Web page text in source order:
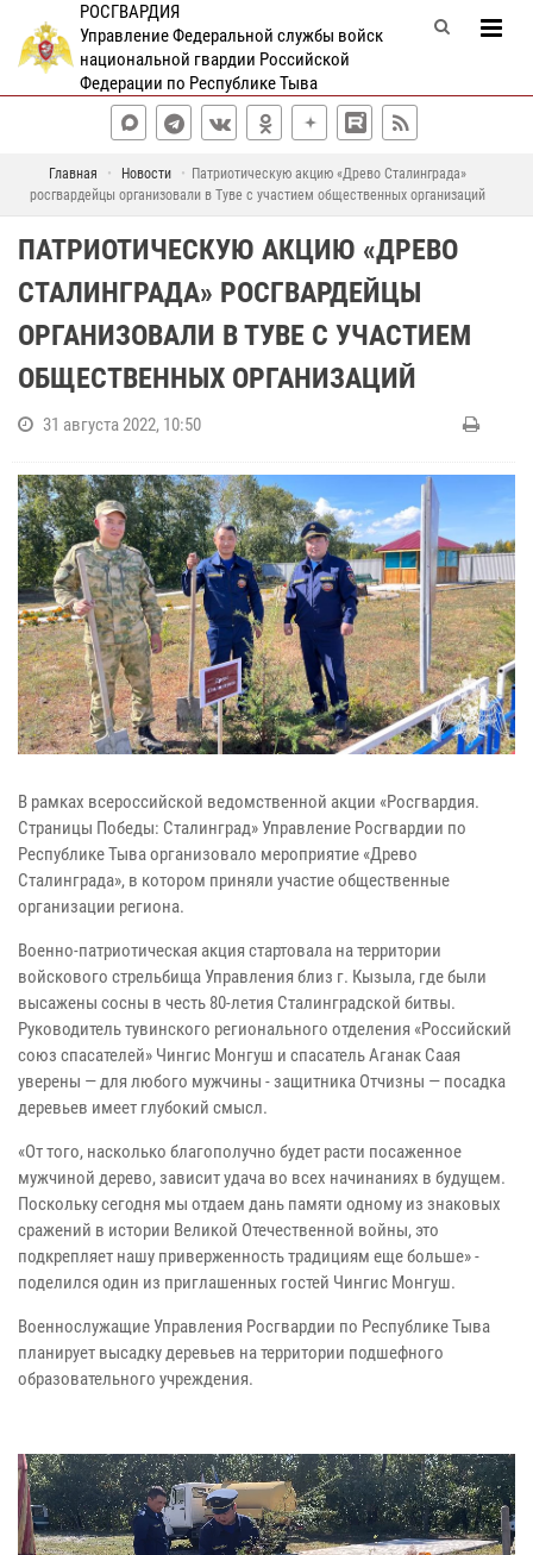
РОСГВАРДИЯ
Управление Федеральной службы войск
национальной гвардии Российской
Федерации по Республике Тыва
Главная Новости
Патриотическую акцию «Древо Сталинграда»
росгвардейцы организовали в Туве с участием общественных организаций
ПАТРИОТИЧЕСКУЮ АКЦИЮ «ДРЕВО
СТАЛИНГРАДА» РОСГВАРДЕЙЦЫ
ОРГАНИЗОВАЛИ В ТУВЕ С УЧАСТИЕМ
ОБЩЕСТВЕННЫХ ОРГАНИЗАЦИЙ
31 августа 2022, 10:50
В рамках всероссийской ведомственной акции «Росгвардия.
Страницы Победы: Сталинград» Управление Росгвардии по
Республике Тыва организовало мероприятие «Древо
Сталинграда», в котором приняли участие общественные
организации региона.
Военно-патриотическая акция стартовала на территории
войскового стрельбища Управления близ г. Кызыла, где были
высажены сосны в честь 80-летия Сталинградской битвы.
Руководитель тувинского регионального отделения «Российский
союз спасателей» Чингис Монгуш и спасатель Аганак Саая
уверены — для любого мужчины - защитника Отчизны — посадка
деревьев имеет глубокий смысл.
«От того, насколько благополучно будет расти посаженное
мужчиной дерево, зависит удача во всех начинаниях в будущем.
Поскольку сегодня мы отдаем дань памяти одному из знаковых
сражений в истории Великой Отечественной войны, это
подкрепляет нашу приверженность традициям еще больше» -
поделился один из приглашенных гостей Чингис Монгуш.
Военнослужащие Управления Росгвардии по Республике Тыва
планирует высадку деревьев на территории подшефного
образовательного учреждения.